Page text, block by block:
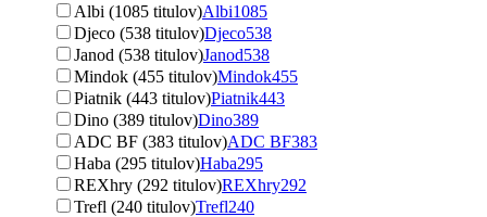
Albi (1085 titulov)Albi1085
Djeco (538 titulov)Djeco538
Janod (538 titulov)Janod538
Mindok (455 titulov)Mindok455
Piatnik (443 titulov)Piatnik443
Dino (389 titulov)Dino389
ADC BF (383 titulov)ADC BF383
Haba (295 titulov)Haba295
REXhry (292 titulov)REXhry292
Trefl (240 titulov)Trefl240